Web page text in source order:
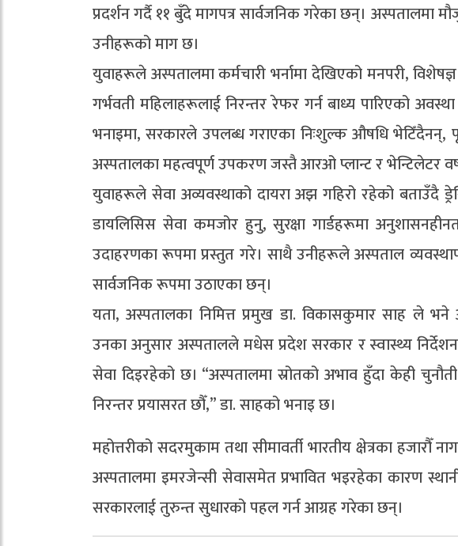
प्रदर्शन गर्दै ११ बुँदे मागपत्र सार्वजनिक गरेका छन्। अस्पतालमा
उनीहरूको माग छ।
युवाहरूले अस्पतालमा कर्मचारी भर्नामा देखिएको मनपरी,
गर्भवती महिलाहरूलाई निरन्तर रेफर गर्न बाध्य पारिएको
भनाइमा, सरकारले उपलब्ध गराएका निःशुल्क औषधि भेटिँदैनन्,
अस्पतालका महत्वपूर्ण उपकरण जस्तै आरओ प्लान्ट र भेन्टिलेटर
युवाहरूले सेवा अव्यवस्थाको दायरा अझ गहिरो रहेको बताउँदै
डायलिसिस सेवा कमजोर हुनु, सुरक्षा गार्डहरूमा
उदाहरणका रूपमा प्रस्तुत गरे। साथै उनीहरूले अस्पताल
सार्वजनिक रूपमा उठाएका छन्।
यता, अस्पतालका निमित्त प्रमुख डा. विकासकुमार साह ले
उनका अनुसार अस्पतालले मधेस प्रदेश सरकार र स्वास्थ्य
सेवा दिइरहेको छ। “अस्पतालमा स्रोतको अभाव हुँदा केही
निरन्तर प्रयासरत छौँ,” डा. साहको भनाइ छ।
महोत्तरीको सदरमुकाम तथा सीमावर्ती भारतीय क्षेत्रका हजारौँ
अस्पतालमा इमरजेन्सी सेवासमेत प्रभावित भइरहेका कारण
सरकारलाई तुरुन्त सुधारको पहल गर्न आग्रह गरेका छन्।